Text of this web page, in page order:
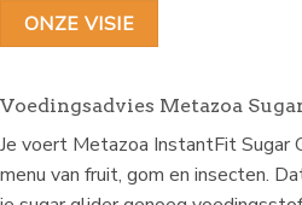
ONZE VISIE
Voedingsadvies Metazoa
Je voert Metazoa InstantFit Sugar
menu van fruit, gom en insecten.